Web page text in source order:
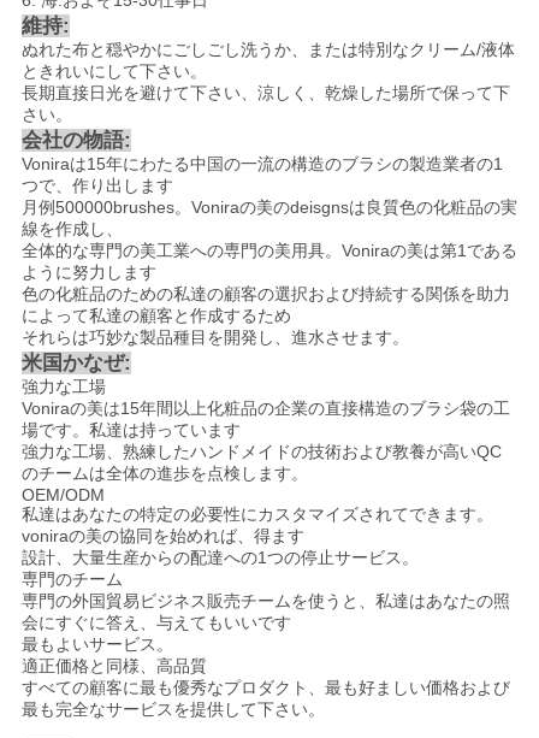
維持:
ぬれた布と穏やかにごしごし洗うか、または特別なクリーム/液体
ときれいにして下さい。
長期直接日光を避けて下さい、涼しく、乾燥した場所で保って下
さい。
会社の物語:
Voniraは15年にわたる中国の一流の構造のブラシの製造業者の1
つで、作り出します
月例500000brushes。Voniraの美のdeisgnsは良質色の化粧品の実
線を作成し、
全体的な専門の美工業への専門の美用具。Voniraの美は第1である
ように努力します
色の化粧品のための私達の顧客の選択および持続する関係を助力
によって私達の顧客と作成するため
それらは巧妙な製品種目を開発し、進水させます。
米国かなぜ:
強力な工場
Voniraの美は15年間以上化粧品の企業の直接構造のブラシ袋の工
場です。私達は持っています
強力な工場、熟練したハンドメイドの技術および教養が高いQC
のチームは全体の進歩を点検します。
OEM/ODM
私達はあなたの特定の必要性にカスタマイズされてできます。
voniraの美の協同を始めれば、得ます
設計、大量生産からの配達への1つの停止サービス。
専門のチーム
専門の外国貿易ビジネス販売チームを使うと、私達はあなたの照
会にすぐに答え、与えてもいいです
最もよいサービス。
適正価格と同様、高品質
すべての顧客に最も優秀なプロダクト、最も好ましい価格および
最も完全なサービスを提供して下さい。